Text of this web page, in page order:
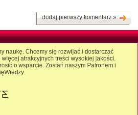
dodaj pierwszy komentarz »
naukę. Chcemy się rozwijać i dostarczać
atrakcyjnych treści wysokiej jakości.
o wsparcie. Zostań naszym Patronem i